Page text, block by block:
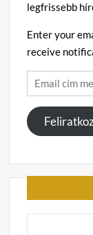
legfrissebb
Enter your
receive
Email
cím
megadása